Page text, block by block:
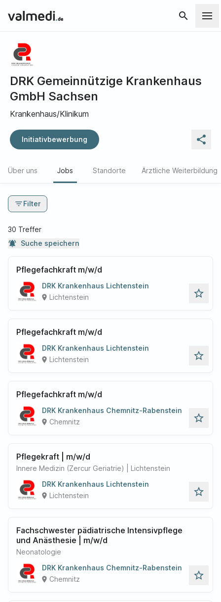
search
DRK Gemeinnützige Krankenhaus
GmbH Sachsen
Krankenhaus/Klinikum
Initiativbewerbung share
Über uns Jobs Standorte Ärztliche Weiterbildung
filter_listFilter
30 Treffer
notifications_active Suche speichern
Pflegefachkraft m/w/d
DRK Krankenhaus Lichtenstein
place Lichtenstein star_outline
Pflegefachkraft m/w/d
DRK Krankenhaus Lichtenstein
place Lichtenstein star_outline
Pflegefachkraft m/w/d
DRK Krankenhaus Chemnitz-Rabenstein
place Chemnitz star_outline
Pflegekraft | m/w/d
Innere Medizin (Zercur Geriatrie) | Lichtenstein
DRK Krankenhaus Lichtenstein
place Lichtenstein star_outline
Fachschwester pädiatrische Intensivpflege
und Anästhesie | m/w/d
Neonatologie
DRK Krankenhaus Chemnitz-Rabenstein
place Chemnitz star_outline